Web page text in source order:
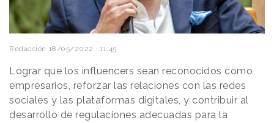
Redacción 18/05/2022 · 11:45
Lograr que los influencers sean reconocidos como
empresarios, reforzar las relaciones con las redes
sociales y las plataformas digitales, y contribuir al
desarrollo de regulaciones adecuadas para la